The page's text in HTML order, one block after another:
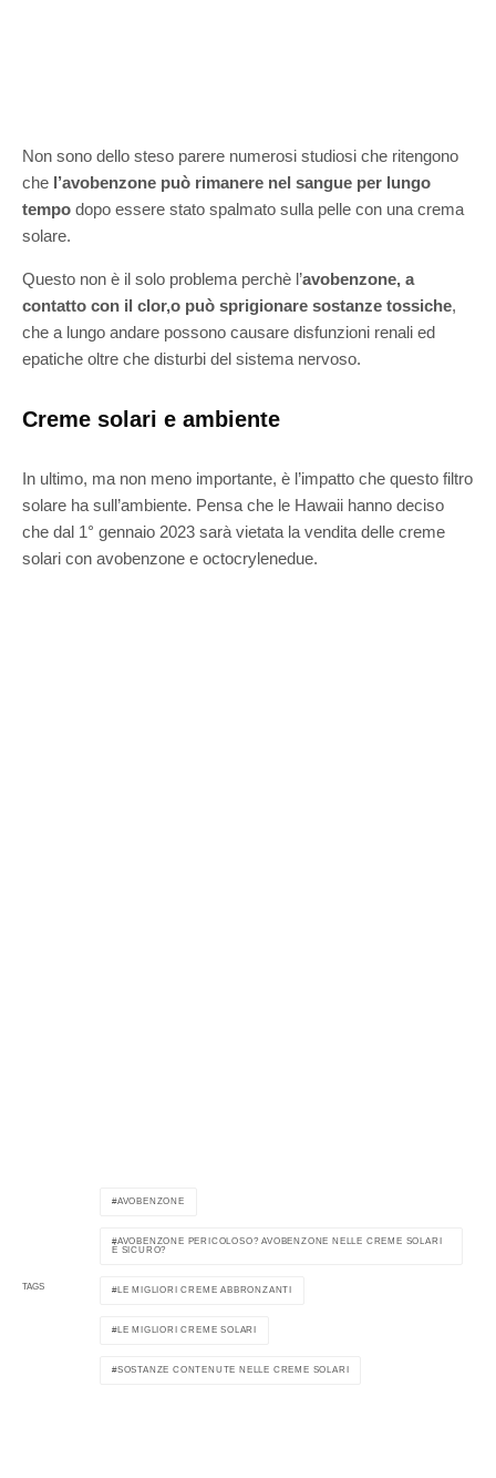
Non sono dello steso parere numerosi studiosi che ritengono
che l’avobenzone può rimanere nel sangue per lungo
tempo dopo essere stato spalmato sulla pelle con una crema
solare.
Questo non è il solo problema perchè l’avobenzone, a
contatto con il clor,o può sprigionare sostanze tossiche,
che a lungo andare possono causare disfunzioni renali ed
epatiche oltre che disturbi del sistema nervoso.
Creme solari e ambiente
In ultimo, ma non meno importante, è l’impatto che questo filtro
solare ha sull’ambiente. Pensa che le Hawaii hanno deciso
che dal 1° gennaio 2023 sarà vietata la vendita delle creme
solari con avobenzone e octocrylenedue.
TAGS
AVOBENZONE
AVOBENZONE PERICOLOSO? AVOBENZONE NELLE CREME SOLARI
È SICURO?
LE MIGLIORI CREME ABBRONZANTI
LE MIGLIORI CREME SOLARI
SOSTANZE CONTENUTE NELLE CREME SOLARI